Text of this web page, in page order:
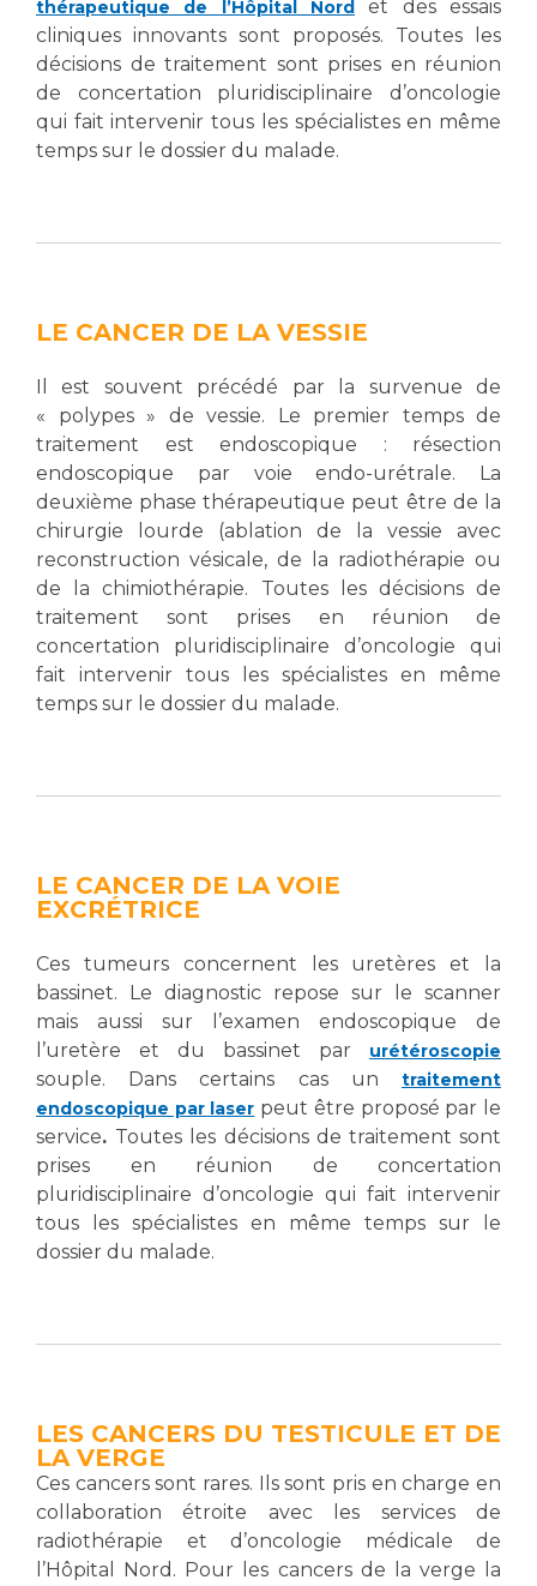
thérapeutique de l’Hôpital Nord
et des essais
cliniques innovants sont proposés. Toutes les
décisions de traitement sont prises en réunion
de concertation pluridisciplinaire d’oncologie
qui fait intervenir tous les spécialistes en même
temps sur le dossier du malade.
LE CANCER DE LA VESSIE
Il est souvent précédé par la survenue de
« polypes » de vessie. Le premier temps de
traitement est endoscopique : résection
endoscopique par voie endo-urétrale. La
deuxième phase thérapeutique peut être de la
chirurgie lourde (ablation de la vessie avec
reconstruction vésicale, de la radiothérapie ou
de la chimiothérapie. Toutes les décisions de
traitement sont prises en réunion de
concertation pluridisciplinaire d’oncologie qui
fait intervenir tous les spécialistes en même
temps sur le dossier du malade.
LE CANCER DE LA VOIE
EXCRÉTRICE
Ces tumeurs concernent les uretères et la
bassinet. Le diagnostic repose sur le scanner
mais aussi sur l’examen endoscopique de
l’uretère et du bassinet par urétéroscopie
souple. Dans certains cas un traitement
endoscopique par laser peut être proposé par le
service. Toutes les décisions de traitement sont
prises en réunion de concertation
pluridisciplinaire d’oncologie qui fait intervenir
tous les spécialistes en même temps sur le
dossier du malade.
LES CANCERS DU TESTICULE ET DE
LA VERGE
Ces cancers sont rares. Ils sont pris en charge en
collaboration étroite avec les services de
radiothérapie et d’oncologie médicale de
l’Hôpital Nord. Pour les cancers de la verge la